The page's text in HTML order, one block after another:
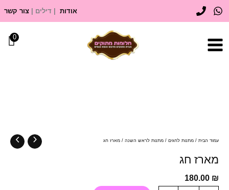
דילוג
לתוכן
אודות | דילים | צור קשר
0
עמוד הבית / מתנות לחגים / מתנות לראש השנה / מארז חג
מארז חג
180.00 ₪